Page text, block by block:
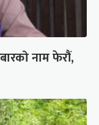
नाम फेरौं,